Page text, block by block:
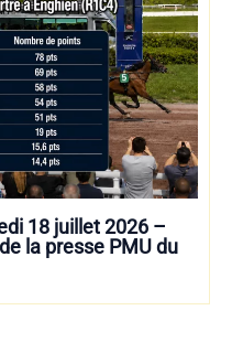
18 juillet 2026 –
la presse PMU du